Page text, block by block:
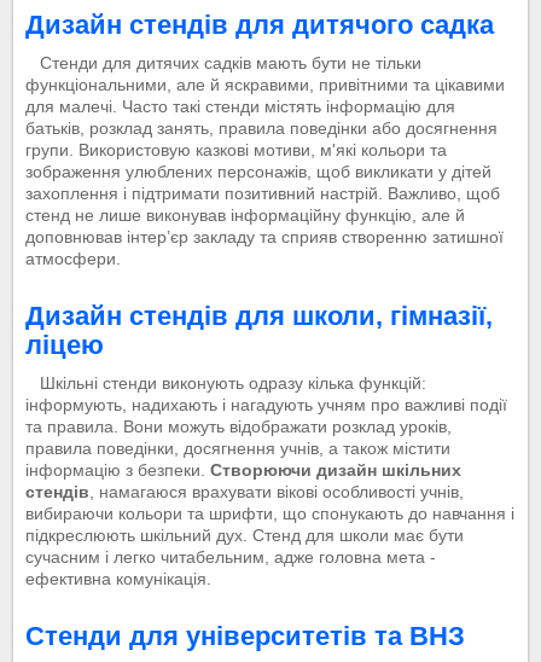
Дизайн стендів для дитячого садка
Стенди для дитячих садків мають бути не тільки
функціональними, але й яскравими, привітними та цікавими
для малечі. Часто такі стенди містять інформацію для
батьків, розклад занять, правила поведінки або досягнення
групи. Використовую казкові мотиви, м'які кольори та
зображення улюблених персонажів, щоб викликати у дітей
захоплення і підтримати позитивний настрій. Важливо, щоб
стенд не лише виконував інформаційну функцію, але й
доповнював інтер’єр закладу та сприяв створенню затишної
атмосфери.
Дизайн стендів для школи, гімназії,
ліцею
Шкільні стенди виконують одразу кілька функцій:
інформують, надихають і нагадують учням про важливі події
та правила. Вони можуть відображати розклад уроків,
правила поведінки, досягнення учнів, а також містити
інформацію з безпеки. Створюючи дизайн шкільних
стендів , намагаюся врахувати вікові особливості учнів,
вибираючи кольори та шрифти, що спонукають до навчання і
підкреслюють шкільний дух. Стенд для школи має бути
сучасним і легко читабельним, адже головна мета -
ефективна комунікація.
Стенди для університетів та ВНЗ